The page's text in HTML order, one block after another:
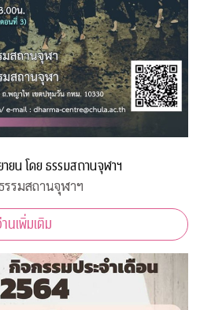
ยน โดย ธรรมสถานจุฬาฯ
รรมสถานจุฬาฯ
นเพิ่มเติม